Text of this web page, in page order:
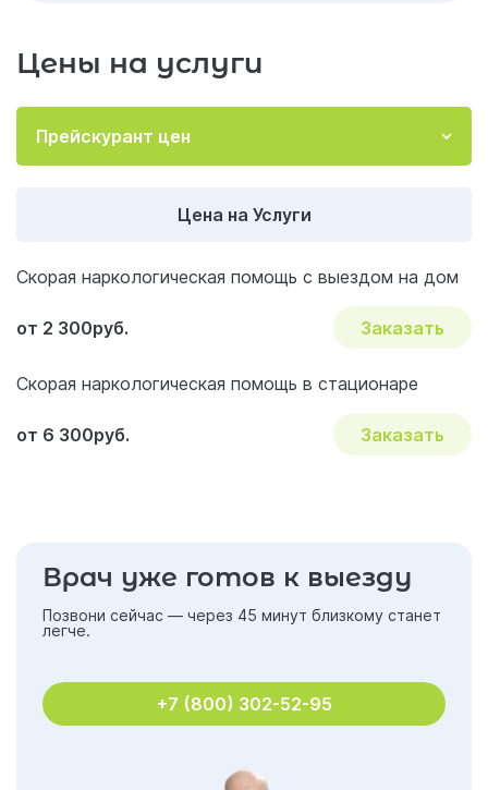
Частые вопросы и ответы
Цены на услуги
Прейскурант цен
Цена на Услуги
Скорая наркологическая помощь с выездом на дом
от 2 300руб. Заказать
Скорая наркологическая помощь в стационаре
от 6 300руб. Заказать
Врач уже готов к выезду
Позвони сейчас — через 45 минут близкому станет
легче.
+7 (800) 302-52-95